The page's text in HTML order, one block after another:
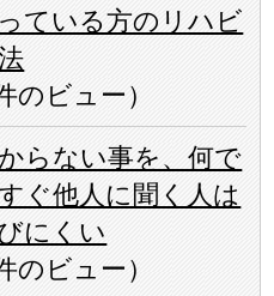
ている方のリハビ
のビュー）
らない事を、何で
ぐ他人に聞く人は
にくい
のビュー）